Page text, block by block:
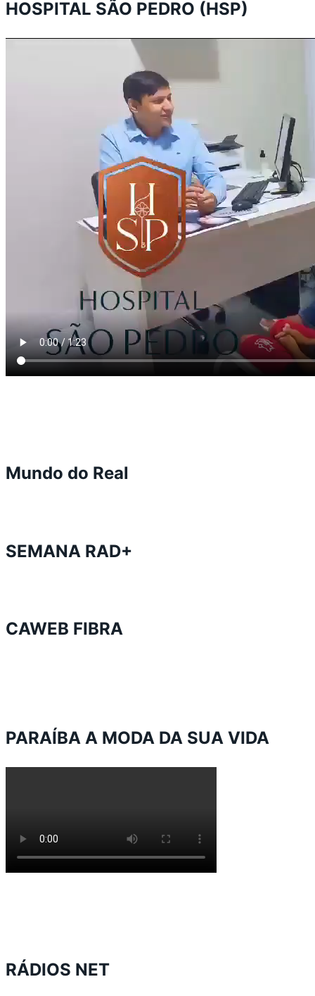
HOSPITAL SÃO PEDRO (HSP)
Mundo do Real
SEMANA RAD+
CAWEB FIBRA
PARAÍBA A MODA DA SUA VIDA
RÁDIOS NET